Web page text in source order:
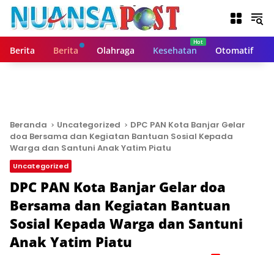
Berita Berita Olahraga Kesehatan Otomatif
Beranda Uncategorized
DPC PAN Kota Banjar Gelar
doa Bersama dan Kegiatan Bantuan Sosial Kepada
Warga dan Santuni Anak Yatim Piatu
Uncategorized
DPC PAN Kota Banjar Gelar doa
Bersama dan Kegiatan Bantuan
Sosial Kepada Warga dan Santuni
Anak Yatim Piatu